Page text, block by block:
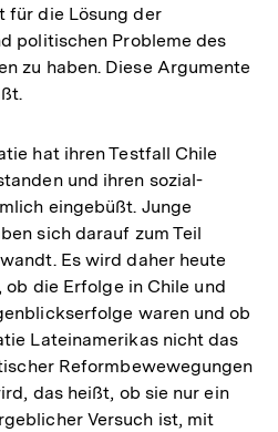
für die Lösung der
politischen Probleme des
zu haben. Diese Argumente
hat ihren Testfall Chile
und ihren sozial-
eingebüßt. Junge
sich darauf zum Teil
Es wird daher heute
die Erfolge in Chile und
waren und ob
Lateinamerikas nicht das
Reformbewewegungen
das heißt, ob sie nur ein
Versuch ist, mit